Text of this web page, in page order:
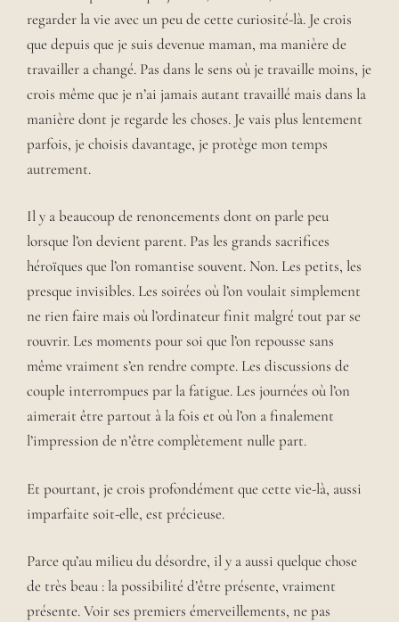
regarder la vie avec un peu de cette curiosité-là. Je crois
que depuis que je suis devenue maman, ma manière de
travailler a changé. Pas dans le sens où je travaille moins, je
crois même que je n’ai jamais autant travaillé mais dans la
manière dont je regarde les choses. Je vais plus lentement
parfois, je choisis davantage, je protège mon temps
autrement.
Il y a beaucoup de renoncements dont on parle peu
lorsque l’on devient parent. Pas les grands sacrifices
héroïques que l’on romantise souvent. Non. Les petits, les
presque invisibles. Les soirées où l’on voulait simplement
ne rien faire mais où l’ordinateur finit malgré tout par se
rouvrir. Les moments pour soi que l’on repousse sans
même vraiment s’en rendre compte. Les discussions de
couple interrompues par la fatigue. Les journées où l’on
aimerait être partout à la fois et où l’on a finalement
l’impression de n’être complètement nulle part.
Et pourtant, je crois profondément que cette vie-là, aussi
imparfaite soit-elle, est précieuse.
Parce qu’au milieu du désordre, il y a aussi quelque chose
de très beau : la possibilité d’être présente, vraiment
présente. Voir ses premiers émerveillements, ne pas